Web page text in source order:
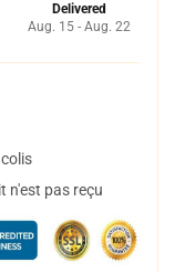
Delivered
Aug. 15 - Aug. 22
n'est pas reçu